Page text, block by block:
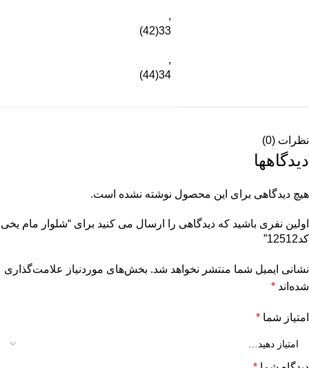
,
33(42)
,
34(44)
نظرات (0)
دیدگاهها
هیچ دیدگاهی برای این محصول نوشته نشده است.
اولین نفری باشید که دیدگاهی را ارسال می کنید برای “شلوار مام یخی
کد12512”
نشانی ایمیل شما منتشر نخواهد شد. بخش‌های موردنیاز علامت‌گذاری
شده‌اند *
امتیاز شما *